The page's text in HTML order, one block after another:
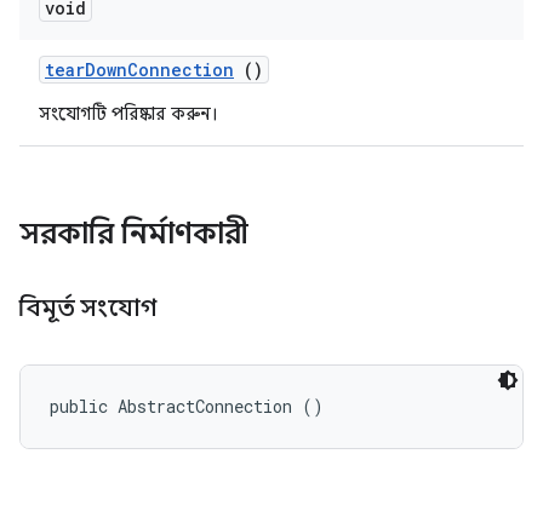
void
tearDownConnection ()
সংযোগটি পরিষ্কার করুন।
সরকারি নির্মাণকারী
বিমূর্ত সংযোগ
public AbstractConnection ()